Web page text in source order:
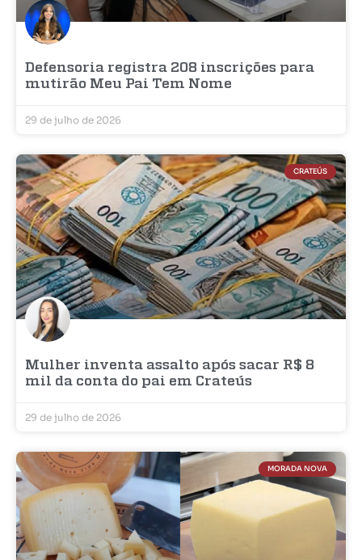
Defensoria registra 208 inscrições para
mutirão Meu Pai Tem Nome
29 de julho de 2026
CRATEÚS
Mulher inventa assalto após sacar R$ 8
mil da conta do pai em Crateús
29 de julho de 2026
MORADA NOVA